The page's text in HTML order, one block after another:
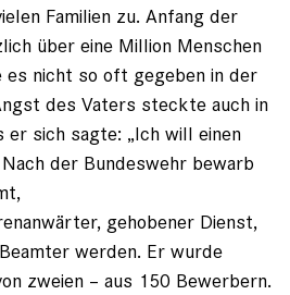
Familien zu. Anfang der
über eine Million Menschen
es nicht so oft gegeben in der
des Vaters steckte auch in
er sich sagte: „Ich will einen
der Bundeswehr bewarb
gehobener Dienst,
werden. Er wurde
­zweien – aus 150 Be­werbern.